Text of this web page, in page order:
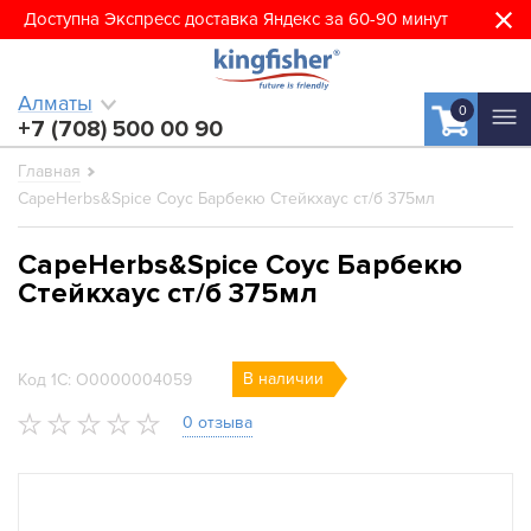
Доступна Экспресс доставка Яндекс за 60-90 минут
0
Алматы
+7 (708) 500 00 90
Главная
CapeHerbs&Spice Соус Барбекю Стейкхаус ст/б 375мл
CapeHerbs&Spice Соус Барбекю
Стейкхаус ст/б 375мл
Код 1С: О0000004059 В наличии
0 отзыва